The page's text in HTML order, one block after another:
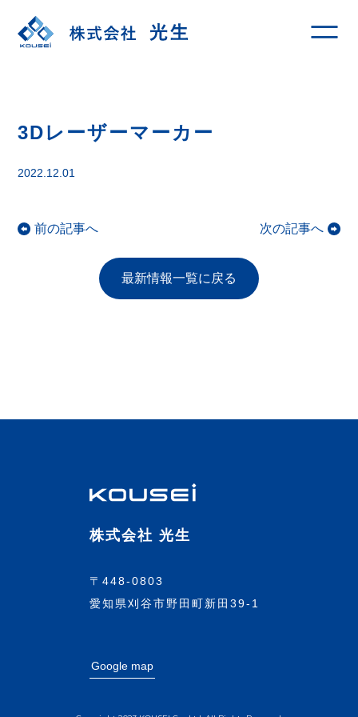
3Dレーザーマーカー
2022.12.01
前の記事へ 次の記事へ
最新情報一覧に戻る
株式会社 光生
〒448-0803
愛知県刈谷市野田町新田39-1
Google map